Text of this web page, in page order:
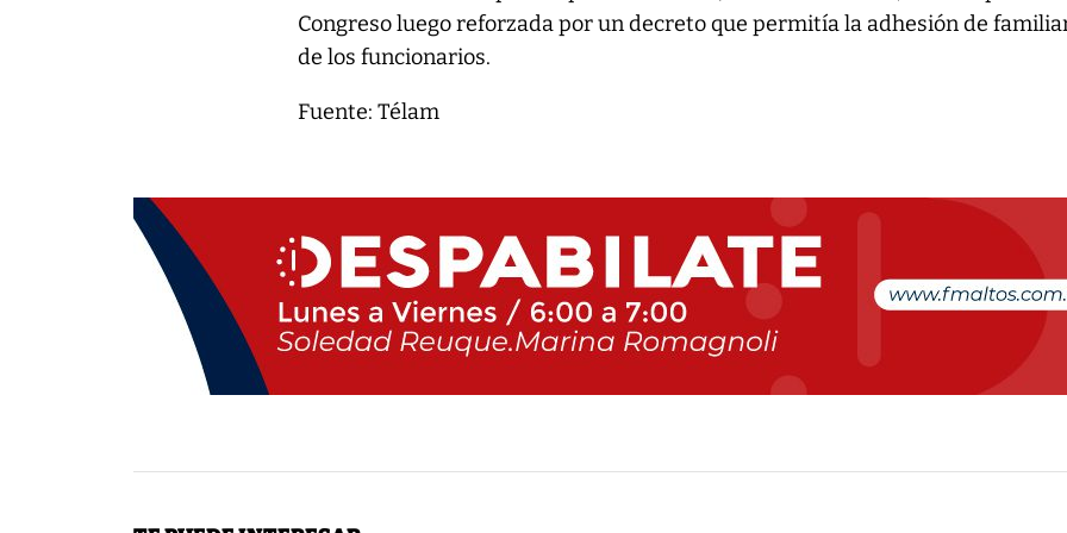
Congreso luego reforzada por un decreto que permitía la adhesión de
de los funcionarios.
Fuente: Télam